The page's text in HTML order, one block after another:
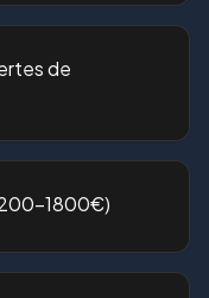
de
1800€)